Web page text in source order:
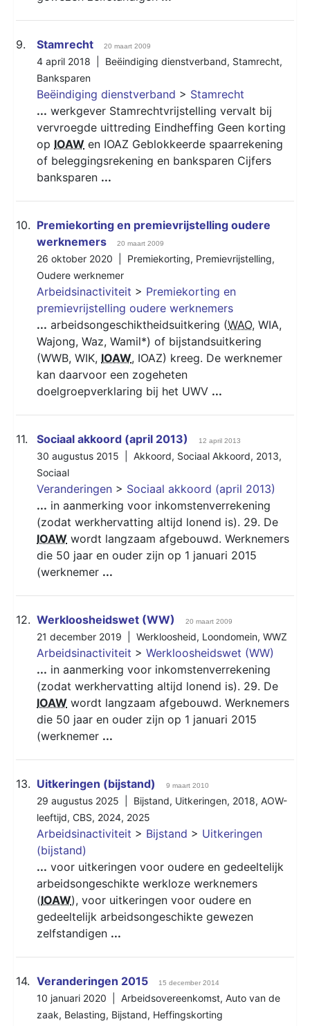
9. Stamrecht 20 maart 2009
4 april 2018 | Beëindiging dienstverband, Stamrecht,
Banksparen
Beëindiging dienstverband > Stamrecht
... werkgever Stamrechtvrijstelling vervalt bij
vervroegde uittreding Eindheffing Geen korting
op IOAW en IOAZ Geblokkeerde spaarrekening
of beleggingsrekening en banksparen Cijfers
banksparen ...
10. Premiekorting en premievrijstelling oudere
werknemers
20 maart 2009
26 oktober 2020 | Premiekorting, Premievrijstelling,
Oudere werknemer
Arbeidsinactiviteit > Premiekorting en
premievrijstelling oudere werknemers
... arbeidsongeschiktheidsuitkering (WAO, WIA,
Wajong, Waz, Wamil*) of bijstandsuitkering
(WWB, WIK, IOAW, IOAZ) kreeg. De werknemer
kan daarvoor een zogeheten
doelgroepverklaring bij het UWV ...
11. Sociaal akkoord (april 2013) 12 april 2013
30 augustus 2015 | Akkoord, Sociaal Akkoord, 2013,
Sociaal
Veranderingen > Sociaal akkoord (april 2013)
... in aanmerking voor inkomstenverrekening
(zodat werkhervatting altijd lonend is). 29. De
IOAW wordt langzaam afgebouwd. Werknemers
die 50 jaar en ouder zijn op 1 januari 2015
(werknemer ...
12. Werkloosheidswet (WW) 20 maart 2009
21 december 2019 | Werkloosheid, Loondomein, WWZ
Arbeidsinactiviteit > Werkloosheidswet (WW)
... in aanmerking voor inkomstenverrekening
(zodat werkhervatting altijd lonend is). 29. De
IOAW wordt langzaam afgebouwd. Werknemers
die 50 jaar en ouder zijn op 1 januari 2015
(werknemer ...
13. Uitkeringen (bijstand) 9 maart 2010
29 augustus 2025 | Bijstand, Uitkeringen, 2018, AOW-
leeftijd, CBS, 2024, 2025
Arbeidsinactiviteit > Bijstand > Uitkeringen
(bijstand)
... voor uitkeringen voor oudere en gedeeltelijk
arbeidsongeschikte werkloze werknemers
(IOAW), voor uitkeringen voor oudere en
gedeeltelijk arbeidsongeschikte gewezen
zelfstandigen ...
14. Veranderingen 2015 15 december 2014
10 januari 2020 | Arbeidsovereenkomst, Auto van de
zaak, Belasting, Bijstand, Heffingskorting